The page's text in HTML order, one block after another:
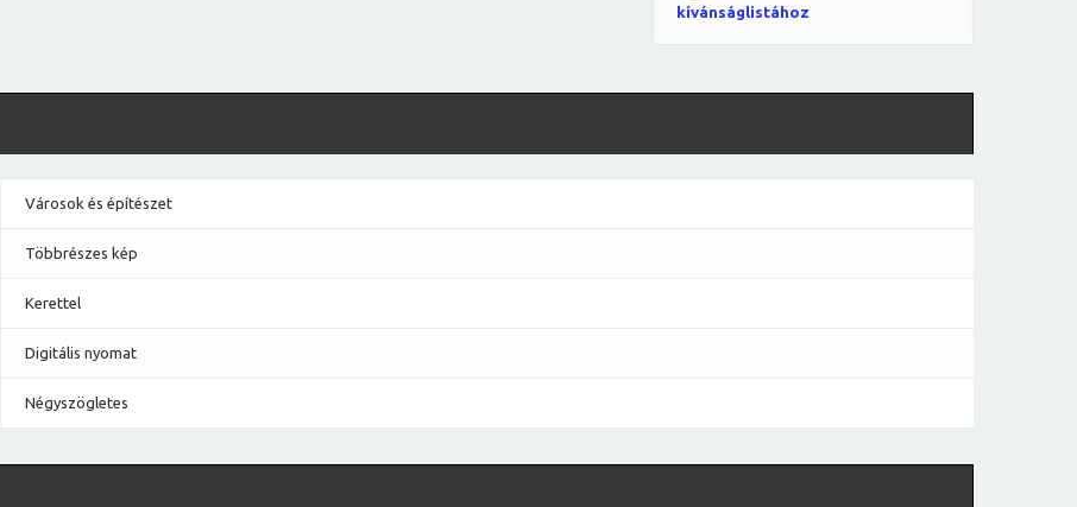
kívánságlistához
Városok és építészet
Többrészes kép
Kerettel
Digitális nyomat
Négyszögletes